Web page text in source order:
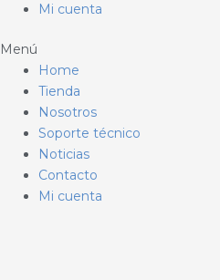
Mi cuenta
Menú
Home
Tienda
Nosotros
Soporte técnico
Noticias
Contacto
Mi cuenta